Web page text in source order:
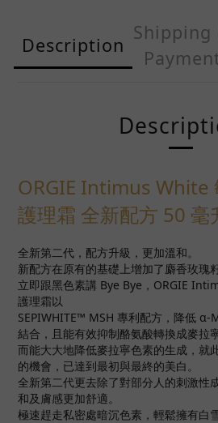
Description
Shipping
ORGIE Intimus White
護理霜 全新配方 50 毫
全新第二代，配方升級，更加溫和。
新配方在原有的基礎上增加了麝香玫瑰
立即跟黑色素講 Bye Bye，ORGIE
護理霜以
SEPIWHITE™ MSH 專利配方，降低 α-
結合，且能有效抑制酪氨酸轉換成麥拉
而能大大地降低麥拉寧色素的生成，就
的機會，已達到最初與最終的美白。
全新第二代更去除了對部分人的刺激性
和及膚感更加舒適。
極速趕走私密處暗沉色素，輕鬆擁有白